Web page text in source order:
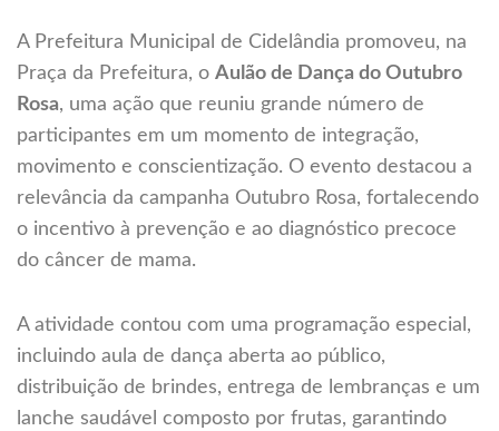
A Prefeitura Municipal de Cidelândia promoveu, na
Praça da Prefeitura, o Aulão de Dança do Outubro
Rosa, uma ação que reuniu grande número de
participantes em um momento de integração,
movimento e conscientização. O evento destacou a
relevância da campanha Outubro Rosa, fortalecendo
o incentivo à prevenção e ao diagnóstico precoce
do câncer de mama.
A atividade contou com uma programação especial,
incluindo aula de dança aberta ao público,
distribuição de brindes, entrega de lembranças e um
lanche saudável composto por frutas, garantindo